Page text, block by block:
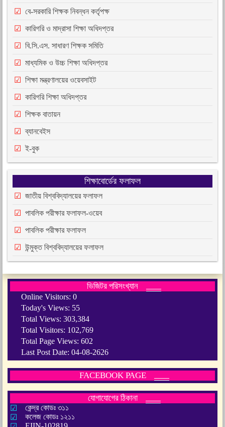
বে-সরকারি শিক্ষক নিবন্ধন কর্তৃপক্ষ
কারিগরি ও মাদ্রাসা শিক্ষা অধিদপ্তর
বি.সি.এস. সাধারণ শিক্ষক সমিতি
মাধ্যমিক ও উচ্চ শিক্ষা অধিদপ্তর
শিক্ষা মন্ত্রণালয়ের ওয়েবসাইট
কারিগরি শিক্ষা অধিদপ্তর
শিক্ষক বাতায়ন
ব্যানবেইস
ই-বুক
শিক্ষাবোর্ডের ফলাফল
জাতীয় বিশ্ববিদ্যালয়ের ফলাফল
পাবলিক পরীক্ষার ফলাফল-ওয়েব
পাবলিক পরীক্ষার ফলাফল
উন্মুক্ত বিশ্ববিদ্যালয়ের ফলাফল
ভিজিটর পরিসংখ্যান
Online Visitors: 0
Today's Views: 55
Total Views: 303,384
Total Visitors: 102,769
Total Page Views: 602
Last Post Date: 04-08-2626
FACEBOOK PAGE
যোগাযোগের ঠিকানা
কেন্দ্র কোডঃ ৩১১
কলেজ কোডঃ ১২১১